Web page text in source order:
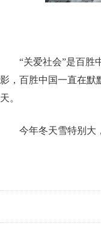
“关爱社会”是百胜
影，百胜中国一直在默
天。
今年冬天雪特别大